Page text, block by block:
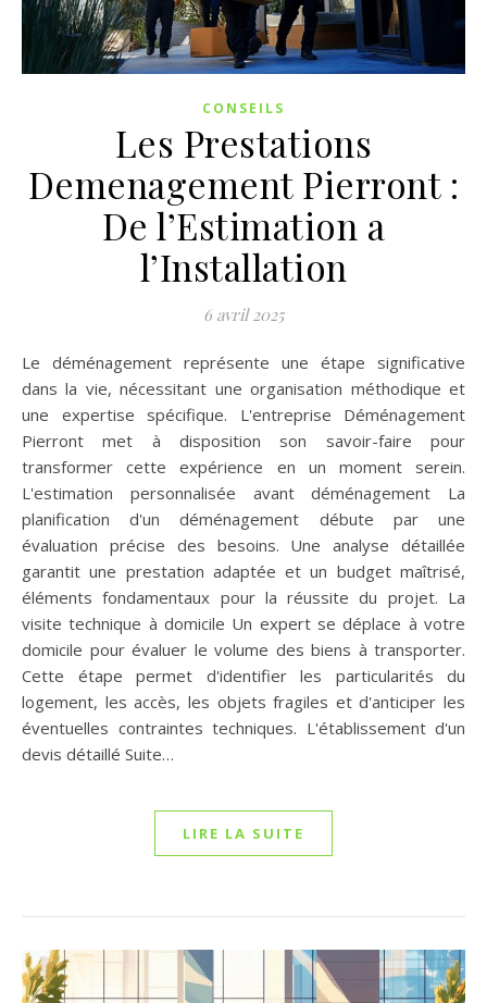
CONSEILS
Les Prestations
Demenagement Pierront :
De l’Estimation a
l’Installation
6 avril 2025
Le déménagement représente une étape significative
dans la vie, nécessitant une organisation méthodique et
une expertise spécifique. L'entreprise Déménagement
Pierront met à disposition son savoir-faire pour
transformer cette expérience en un moment serein.
L'estimation personnalisée avant déménagement La
planification d'un déménagement débute par une
évaluation précise des besoins. Une analyse détaillée
garantit une prestation adaptée et un budget maîtrisé,
éléments fondamentaux pour la réussite du projet. La
visite technique à domicile Un expert se déplace à votre
domicile pour évaluer le volume des biens à transporter.
Cette étape permet d'identifier les particularités du
logement, les accès, les objets fragiles et d'anticiper les
éventuelles contraintes techniques. L'établissement d'un
devis détaillé Suite…
LIRE LA SUITE